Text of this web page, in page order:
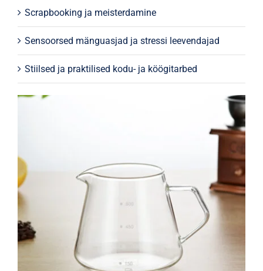
Scrapbooking ja meisterdamine
Sensoorsed mänguasjad ja stressi leevendajad
Stiilsed ja praktilised kodu- ja köögitarbed